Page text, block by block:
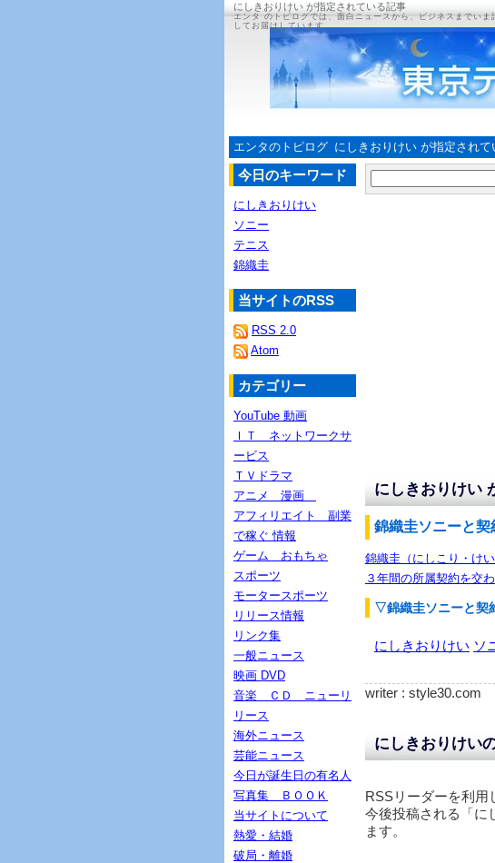
にしきおりけい が指定されている記事
エンタ のトピログでは、面白ニュースから、ビジネスまでい
してお届けしています。
エンタのトピログ にしきおりけい が指定されて
にしきおりけい
錦織圭ソニーと契
錦織圭（にしこり・け
３年間の所属契約を交
▽錦織圭ソニーと契
にしきおりけい ソ
writer : style30.com
にしきおりけい
RSSリーダーを利用
今後投稿される「に
ます。
今日のキーワード
にしきおりけい
ソニー
テニス
錦織圭
当サイトのRSS
RSS 2.0
Atom
カテゴリー
YouTube 動画
ＩＴ ネットワークサ
ービス
ＴＶドラマ
アニメ 漫画
アフィリエイト 副業
で稼ぐ 情報
ゲーム おもちゃ
スポーツ
モータースポーツ
リリース情報
リンク集
一般ニュース
映画 DVD
音楽 ＣＤ ニューリ
リース
海外ニュース
芸能ニュース
今日が誕生日の有名人
写真集 ＢＯＯＫ
当サイトについて
熱愛・結婚
破局・離婚